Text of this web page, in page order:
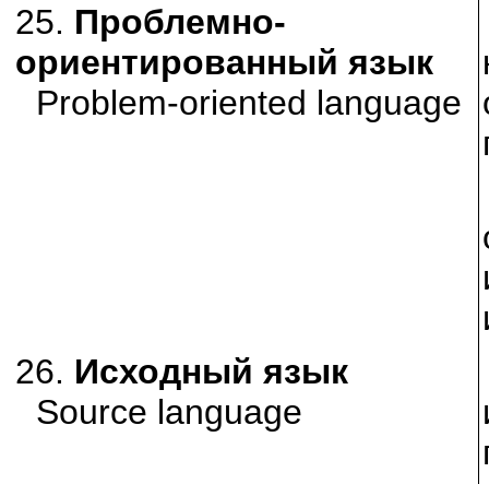
25. Проблемно-
ориентированный язык
Problem-oriented language
26. Исходный язык
Source language